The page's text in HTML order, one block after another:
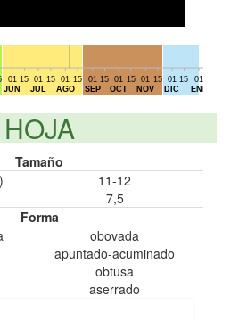
01
JUN
15
01
JUL
15
01
AGO
15
01
SEP
15
01
OCT
15
01
NOV
15 01
DIC
15
01
ENE
HOJA
Tamaño
11-12
7,5
Forma
obovada
apuntado-acuminado
obtusa
aserrado